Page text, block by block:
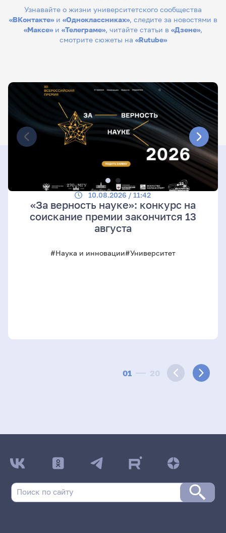
Узнавайте о жизни университетского сообщества
«ВКонтакте»и «Одноклассниках», следите за новостями в
«Максе» и «Телеграме», читайте статьи в «Дзене»,
смотрите сюжеты на «Rutube»
01 20
10.08.2026 / 11:42
«За верность науке»: конкурс на
соискание премии закончится 13
августа
#Наука и инновации#Университет